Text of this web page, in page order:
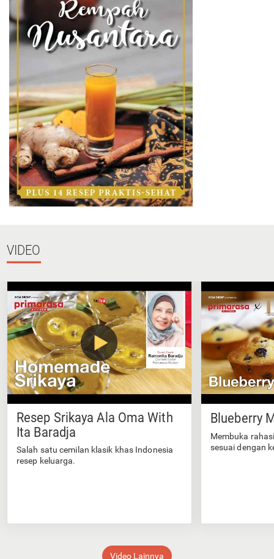
VIDEO
Resep Srikaya Ala Oma With
Ita Baradja
Salah satu cemilan klasik khas Indonesia
resep keluarga.
Blueberry
Membuka
sesuai dengan
Video Lainnya